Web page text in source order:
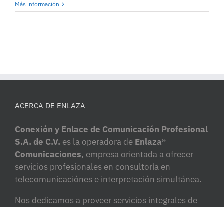
Más información
ACERCA DE ENLAZA
Conexión y Enlace de Comunicación Profesional
S.A. de C.V. es la operadora de Enlaza®
Comunicaciones, empresa orientada a ofrecer
servicios profesionales en consultoría en
telecomunicaciónes e interpretación simultánea.
Nos dedicamos a proveer servicios integrales de